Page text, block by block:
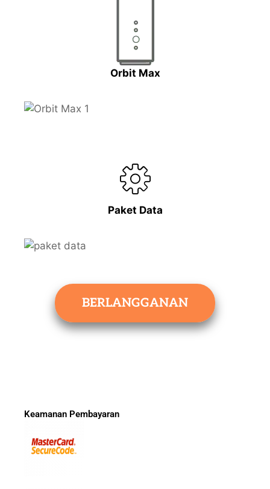
Orbit Max
Paket Data
BERLANGGANAN
Keamanan Pembayaran